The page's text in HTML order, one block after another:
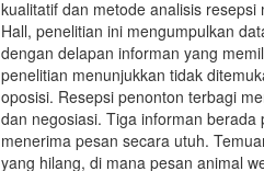
kualitatif dan metode analisis
Hall, penelitian ini mengumpulkan
dengan delapan informan yang
penelitian menunjukkan tidak
oposisi. Resepsi penonton terbagi
dan negosiasi. Tiga informan berada
menerima pesan secara utuh.
yang hilang, di mana pesan animal